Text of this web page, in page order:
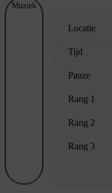
Muziek
Locatie
Tijd
Pauze
Rang 1
Rang 2
Rang 3